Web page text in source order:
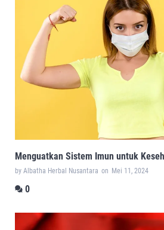
Menguatkan Sistem Imun untuk
by Albatha Herbal Nusantara on Mei 11, 2024
0